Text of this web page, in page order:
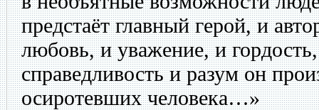
предстаёт главный герой, и
любовь, и уважение, и
справедливость и разум он
осиротевших человека…»